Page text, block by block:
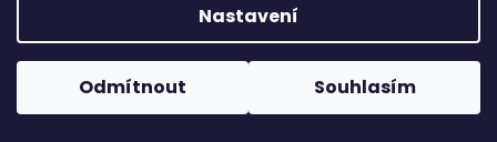
Nastavení
Odmítnout Souhlasím
Odhlásit se